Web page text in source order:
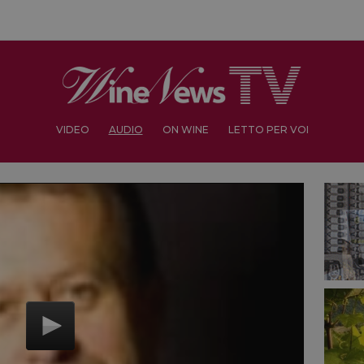
VIDEO AUDIO ON WINE LETTO PER VOI